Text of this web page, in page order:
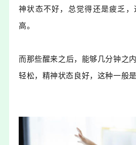
神状态不好，总觉得还是疲乏
高。
而那些醒来之后，能够几分钟之
轻松，精神状态良好，这种一般是